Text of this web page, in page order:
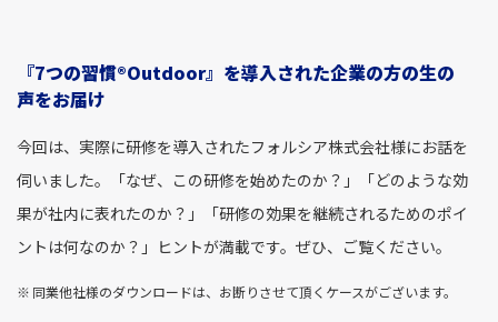
『7つの習慣®Outdoor』を導入された企業の方の生の
声をお届け
今回は、実際に研修を導入されたフォルシア株式会社様にお話を
伺いました。「なぜ、この研修を始めたのか？」「どのような効
果が社内に表れたのか？」「研修の効果を継続されるためのポイ
ントは何なのか？」ヒントが満載です。ぜひ、ご覧ください。
同業他社様のダウンロードは、お断りさせて頂くケースがございます。